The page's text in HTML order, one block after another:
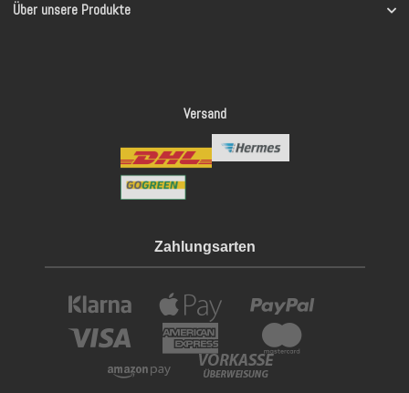
Über unsere Produkte
Versand
Zahlungsarten